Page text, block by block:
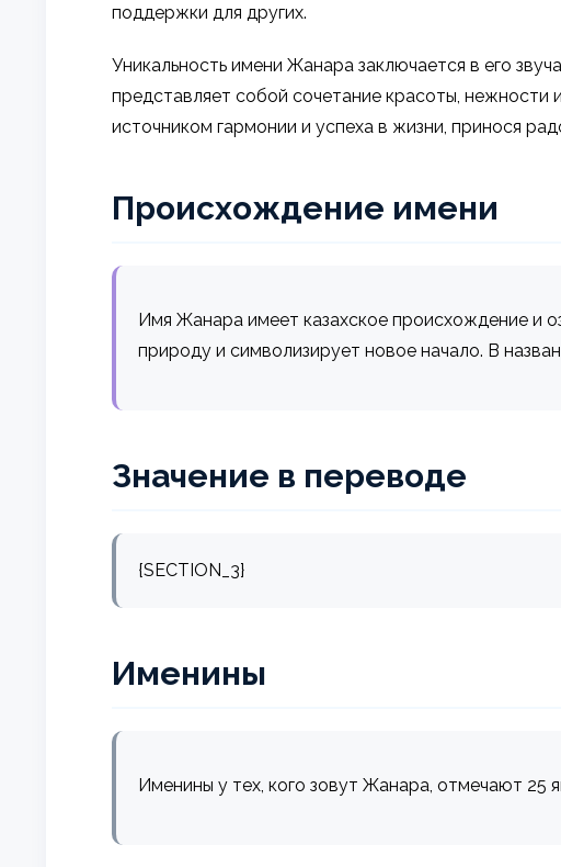
поддержки для других.
Уникальность имени Жанара заключается в его
представляет собой сочетание красоты, нежности
источником гармонии и успеха в жизни, принося
Происхождение имени
Имя Жанара имеет казахское происхождение и
природу и символизирует новое начало. В
Значение в переводе
{SECTION_3}
Именины
Именины у тех, кого зовут Жанара, отмечают 25